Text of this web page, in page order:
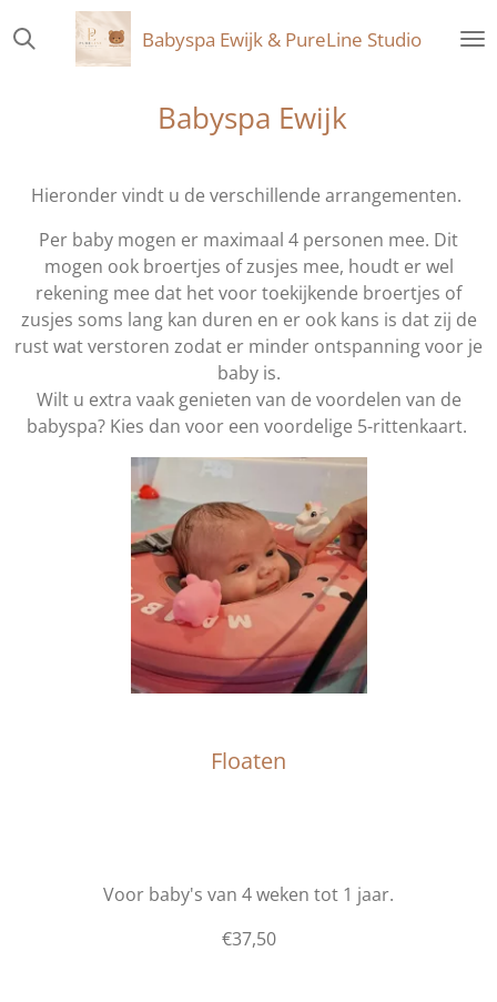
direct
Babyspa Ewijk & PureLine Studio
Babyspa Ewijk
Hieronder vindt u de verschillende arrangementen.
Per baby mogen er maximaal 4 personen mee. Dit
mogen ook broertjes of zusjes mee, houdt er wel
rekening mee dat het voor toekijkende broertjes of
zusjes soms lang kan duren en er ook kans is dat zij de
rust wat verstoren zodat er minder ontspanning voor je
baby is.
Wilt u extra vaak genieten van de voordelen van de
babyspa? Kies dan voor een voordelige 5-rittenkaart.
Floaten
Voor baby's van 4 weken tot 1 jaar.
€37,50